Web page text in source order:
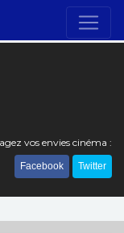
vos envies cinéma :
Facebook Twitter